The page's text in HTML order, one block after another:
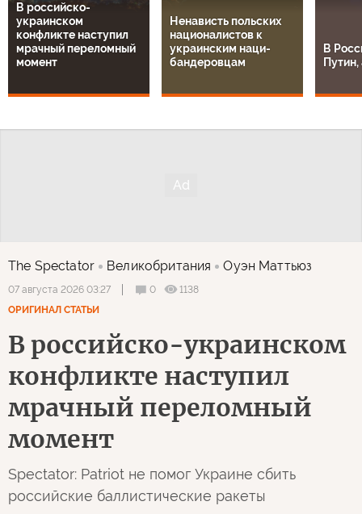
В российско-
украинском
конфликте наступил
мрачный переломный
момент
Ненависть польских
националистов к
украинским наци-
бандеровцам
В
The Spectator Великобритания Оуэн Маттьюз
07 августа 2026 03:27 0
1138
ОРИГИНАЛ СТАТЬИ
В российско-украинском
конфликте наступил
мрачный переломный
момент
Spectator: Patriot не помог Украине сбить
российские баллистические ракеты